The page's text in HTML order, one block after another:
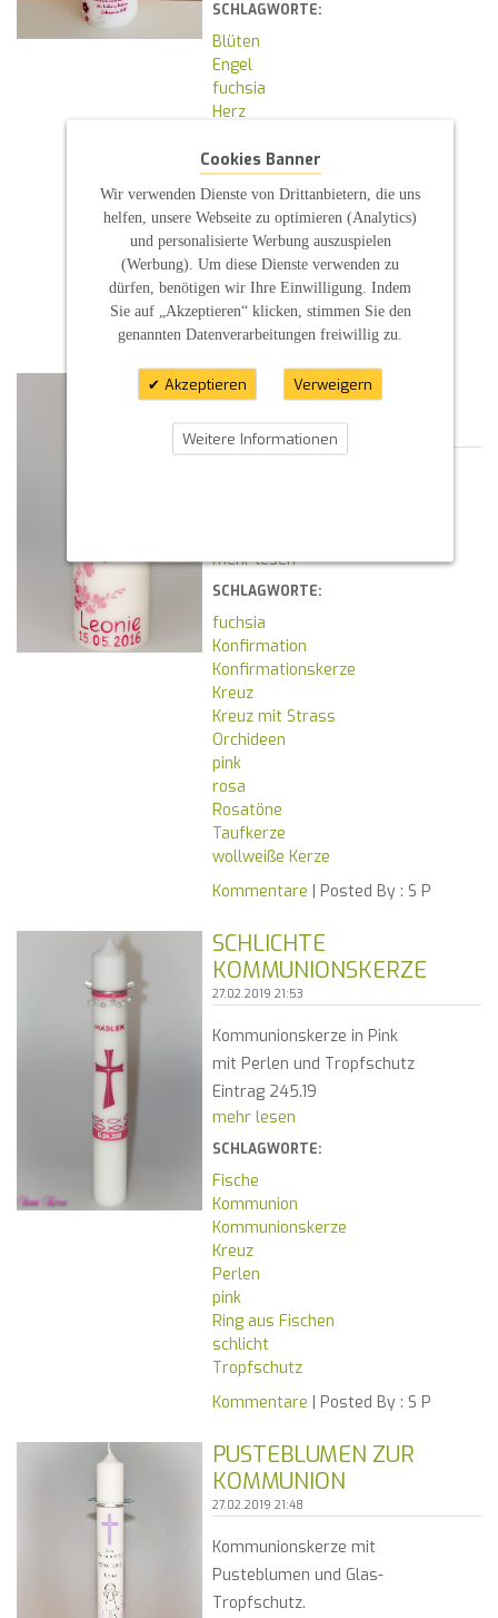
SCHLAGWORTE:
Blüten
Engel
fuchsia
Herz
Konfirmation
Kreuz
mit Taufspruch
pink
Ranken
Stumpenkerze
Kommentare| Posted By :
KONFIRMATION
27.02.2019 21:58
mehr lesen
SCHLAGWORTE:
fuchsia
Konfirmation
Konfirmationskerze
Kreuz
Kreuz mit Strass
Orchideen
pink
rosa
Rosatöne
Taufkerze
wollweiße Kerze
Kommentare | Posted By : S P
SCHLICHTE
KOMMUNIONSKERZE
27.02.2019 21:53
Kommunionskerze in Pink
mit Perlen und Tropfschutz
Eintrag 245.19
mehr lesen
SCHLAGWORTE:
Fische
Kommunion
Kommunionskerze
Kreuz
Perlen
pink
Ring aus Fischen
schlicht
Tropfschutz
Kommentare | Posted By : S P
PUSTEBLUMEN ZUR
KOMMUNION
27.02.2019 21:48
Kommunionskerze mit
Pusteblumen und Glas-
Tropfschutz.
Cookies Banner
Wir verwenden Dienste von Drittanbietern, die uns
helfen, unsere Webseite zu optimieren (Analytics)
und personalisierte Werbung auszuspielen
(Werbung). Um diese Dienste verwenden zu
dürfen, benötigen wir Ihre Einwilligung. Indem
Sie auf „Akzeptieren“ klicken, stimmen Sie den
genannten Datenverarbeitungen freiwillig zu.
Akzeptieren Verweigern
Weitere Informationen